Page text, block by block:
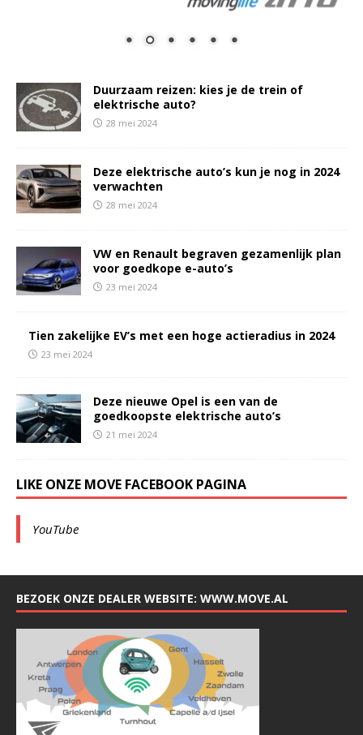
Duurzaam reizen: kies je de trein of
elektrische auto?
28 mei 2024
Deze elektrische auto’s kun je nog in 2024
verwachten
28 mei 2024
VW en Renault begraven gezamenlijk plan
voor goedkope e-auto’s
23 mei 2024
Tien zakelijke EV’s met een hoge actieradius in 2024
23 mei 2024
Deze nieuwe Opel is een van de
goedkoopste elektrische auto’s
21 mei 2024
LIKE ONZE MOVE FACEBOOK PAGINA
YouTube
BEZOEK ONZE DEALER WEBSITE: WWW.MOVE.AL